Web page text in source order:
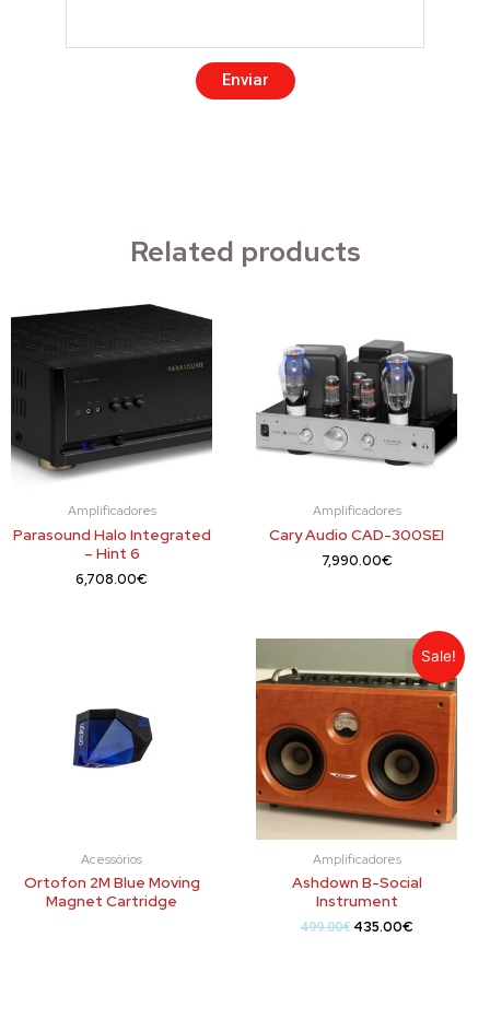
Enviar
Related products
Amplificadores
Parasound Halo Integrated
– Hint 6
6,708.00€
Amplificadores
Cary Audio CAD-300SEI
7,990.00€
Acessórios
Ortofon 2M Blue Moving
Magnet Cartridge
Sale!
Amplificadores
Ashdown B-Social
Instrument
499.00€ 435.00€